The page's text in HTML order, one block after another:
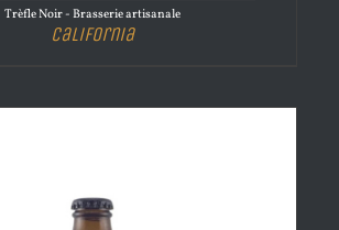
Trèfle Noir - Brasserie artisanale
California